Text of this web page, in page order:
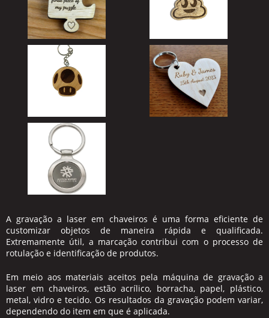
Agravação a laser em chaveiros é uma forma eficiente de
customizar objetos de maneira rápida e qualificada.
Extremamente útil, a marcação contribui com o processo de
rotulação e identificação de produtos.
Em meio aos materiais aceitos pela máquina de gravação a
laser em chaveiros, estão acrílico, borracha, papel, plástico,
metal, vidro e tecido. Os resultados da gravação podem variar,
dependendo do item em que é aplicada.